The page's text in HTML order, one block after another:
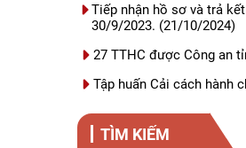
Tiếp nhận hồ sơ và trả
30/9/2023. (21/10/2024)
27 TTHC được Công an
Tập huấn Cải cách hành
TÌM KIẾM